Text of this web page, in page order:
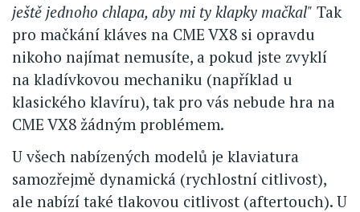
ještě jednoho chlapa, aby mi ty klapky mačkal" Tak
pro mačkání kláves na CME VX8 si opravdu
nikoho najímat nemusíte, a pokud jste zvyklí
na kladívkovou mechaniku (například u
klasického klavíru), tak pro vás nebude hra na
CME VX8 žádným problémem.
U všech nabízených modelů je klaviatura
samozřejmě dynamická (rychlostní citlivost),
ale nabízí také tlakovou citlivost (aftertouch). U